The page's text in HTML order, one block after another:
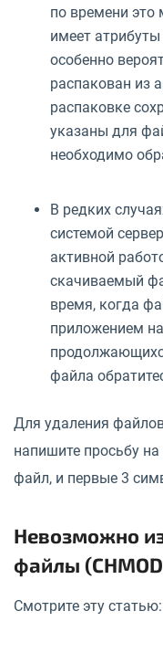
по времени это
имеет
особенно
распакован из
распаковке
указаны для
необходимо
В редких
системой
активной
скачиваемый
время, когда
приложением
файла
Для удаления
напишите просьбу на
файл, и первые 3
Невозможно
файлы
Смотрите эту